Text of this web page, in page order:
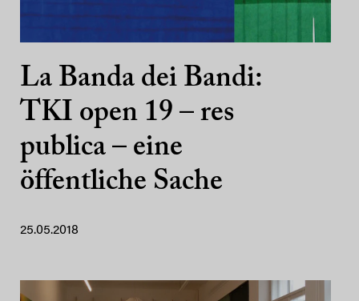
La Banda dei Bandi:
TKI open 19 – res
publica – eine
öffentliche Sache
25.05.2018